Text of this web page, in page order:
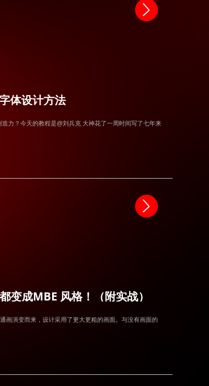
体设计方法
力？今天的教程是@刘兵克 大神花了一周时间写了七年来
变成MBE 风格！（附实战）
画演变而来，设计采用了更大更粗的画面。与没有画面的